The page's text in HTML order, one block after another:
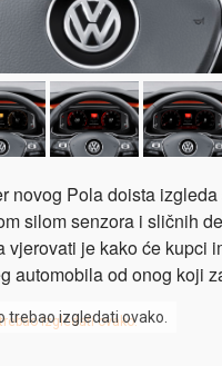
novog Pola doista izgleda
silom senzora i sličnih
vjerovati je kako će kupci
automobila od onog koji
trebao izgledati ovako.